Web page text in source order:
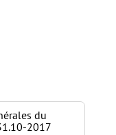
du
2017